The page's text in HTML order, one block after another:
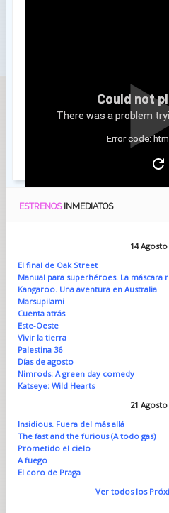
Could not
There was a problem
Error code:
ESTRENOS INMEDIATOS
14 Agosto
El final de Oak Street
Manual para superhéroes. La máscara
Kangaroo. Una aventura en Australia
Marsupilami
Cuenta atrás
Este-Oeste
Vivir la tierra
Palestina 36
Días de agosto
Nimrods: A green day comedy
Katseye: Wild Hearts
21 Agosto
Insidious. Fuera del más allá
The fast and the furious (A todo gas)
Prometido el cielo
A fuego
El coro de Praga
Ver todos los